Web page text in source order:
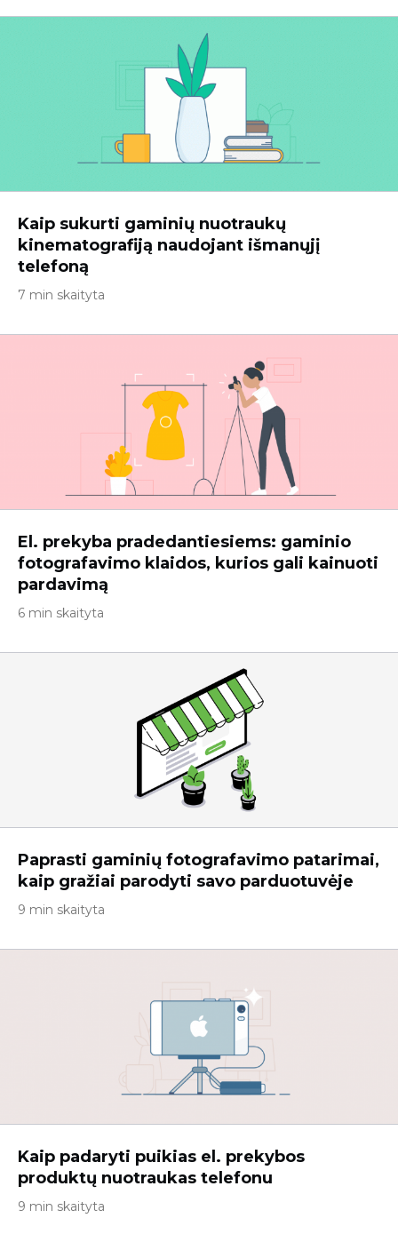
Kaip sukurti gaminių nuotraukų
kinematografiją naudojant išmanųjį
telefoną
7 min skaityta
El. prekyba pradedantiesiems: gaminio
fotografavimo klaidos, kurios gali kainuoti
pardavimą
6 min skaityta
Paprasti gaminių fotografavimo patarimai,
kaip gražiai parodyti savo parduotuvėje
9 min skaityta
Kaip padaryti puikias el. prekybos
produktų nuotraukas telefonu
9 min skaityta